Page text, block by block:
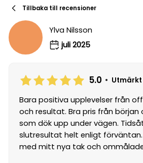
Tillbaka till recensioner
Ylva Nilsson
juli 2025
5.0 • Utmärkt
Bara positiva upplevelser från
och resultat. Bra pris från början
som dök upp under vägen.
slutresultat helt enligt
med mitt nya tak och